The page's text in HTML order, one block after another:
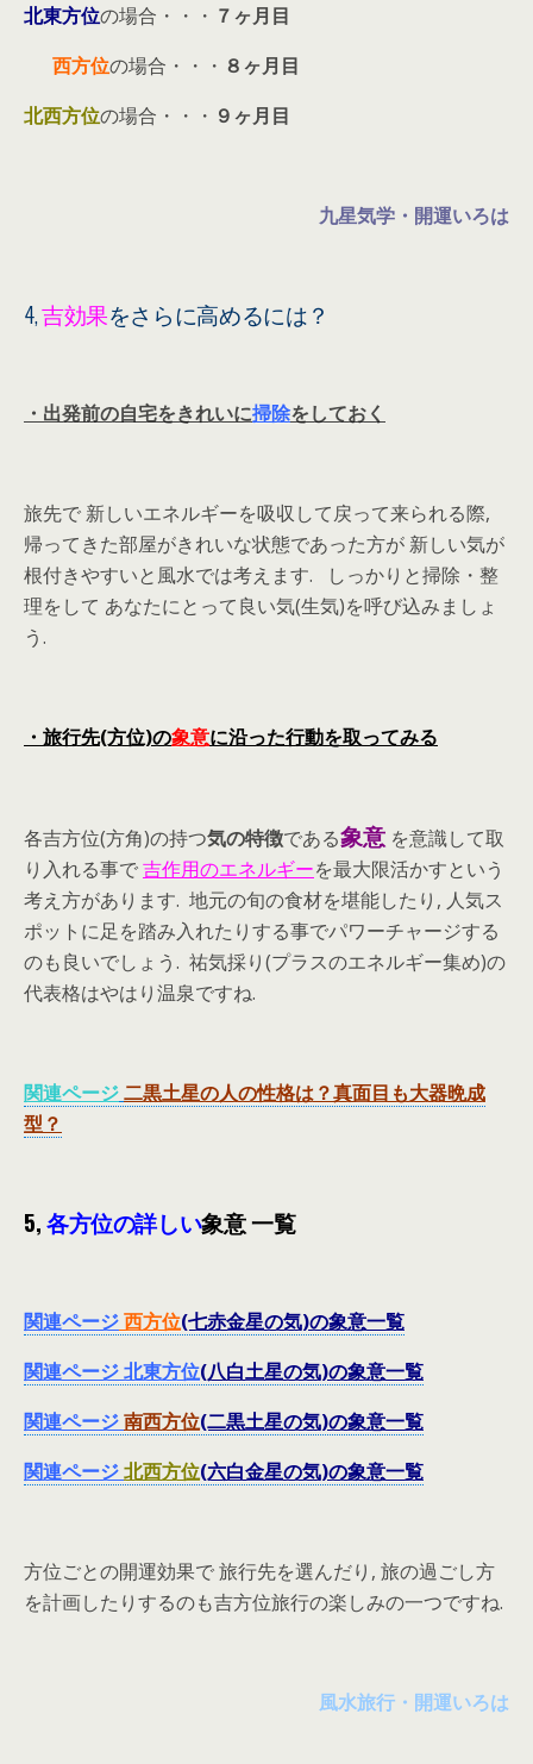
北東方位の場合・・・ ７ヶ月目
西方位の場合・・・ ８ヶ月目
北西方位の場合・・・ ９ヶ月目
九星気学・開運いろは
4,吉効果をさらに高めるには？
・出発前の自宅をきれいに掃除をしておく
旅先で 新しいエネルギーを吸収して戻って来られる際,
帰ってきた部屋がきれいな状態であった方が 新しい気が
根付きやすいと風水では考えます. しっかりと掃除・整
理をして あなたにとって良い気(生気)を呼び込みましょ
う.
・旅行先(方位)の象意に沿った行動を取ってみる
各吉方位(方角)の持つ気の特徴である象意 を意識して取
り入れる事で吉作用のエネルギーを最大限活かすという
考え方があります. 地元の旬の食材を堪能したり, 人気ス
ポットに足を踏み入れたりする事でパワーチャージする
のも良いでしょう. 祐気採り(プラスのエネルギー集め)の
代表格はやはり温泉ですね.
関連ページ二黒土星の人の性格は？真面目も大器晩成
型？
5,各方位の詳しい象意 一覧
関連ページ西方位(七赤金星の気)の象意一覧
関連ページ北東方位(八白土星の気)の象意一覧
関連ページ南西方位(二黒土星の気)の象意一覧
関連ページ北西方位(六白金星の気)の象意一覧
方位ごとの開運効果で 旅行先を選んだり, 旅の過ごし方
を計画したりするのも吉方位旅行の楽しみの一つですね.
風水旅行・開運いろは